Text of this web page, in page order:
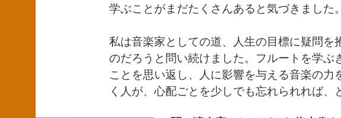
学ぶことがまだたくさんあると気づきました。
私は音楽家としての道、人生の目標に疑問を
のだろうと問い続けました。フルートを学ぶ
ことを思い返し、人に影響を与える音楽の
く人が、心配ごとを少しでも忘れられれば、